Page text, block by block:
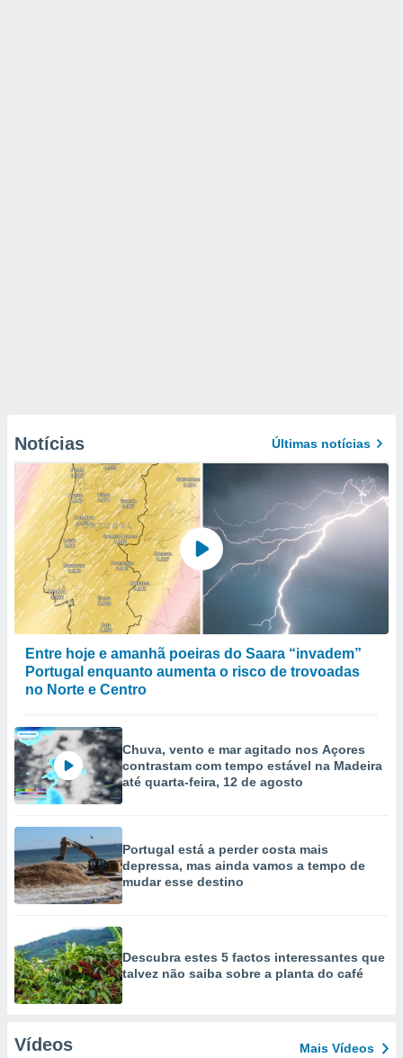
Notícias Últimas notícias
Entre hoje e amanhã poeiras do Saara “invadem”
Portugal enquanto aumenta o risco de trovoadas
no Norte e Centro
Chuva, vento e mar agitado nos Açores
contrastam com tempo estável na Madeira
até quarta-feira, 12 de agosto
Portugal está a perder costa mais
depressa, mas ainda vamos a tempo de
mudar esse destino
Descubra estes 5 factos interessantes que
talvez não saiba sobre a planta do café
Vídeos Mais Vídeos